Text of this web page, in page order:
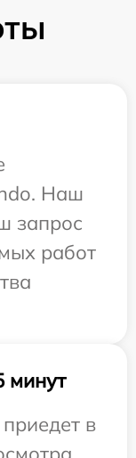
Наш
запрос
работ
минут
в